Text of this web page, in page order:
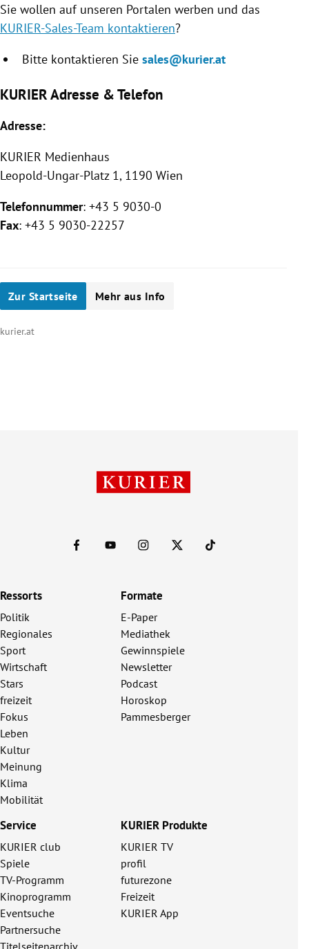
Sie wollen auf unseren Portalen werben und das
KURIER-Sales-Team kontaktieren?
Bitte kontaktieren Sie sales@kurier.at
KURIER Adresse & Telefon
Adresse:
KURIER Medienhaus
Leopold-Ungar-Platz 1, 1190 Wien
Telefonnummer: +43 5 9030-0
Fax: +43 5 9030-22257
Zur Startseite Mehr aus Info
kurier.at
Ressorts
Politik
Regionales
Sport
Wirtschaft
Stars
freizeit
Fokus
Leben
Kultur
Meinung
Klima
Mobilität
Formate
E-Paper
Mediathek
Gewinnspiele
Newsletter
Podcast
Horoskop
Pammesberger
Service
KURIER club
Spiele
TV-Programm
Kinoprogramm
Eventsuche
Partnersuche
Titelseitenarchiv
KURIER Produkte
KURIER TV
profil
futurezone
Freizeit
KURIER App